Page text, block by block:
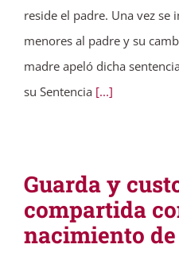
reside el padre. Una vez se
menores al padre y su
madre apeló dicha
su Sentencia [...]
Guarda y
compartida
nacimiento